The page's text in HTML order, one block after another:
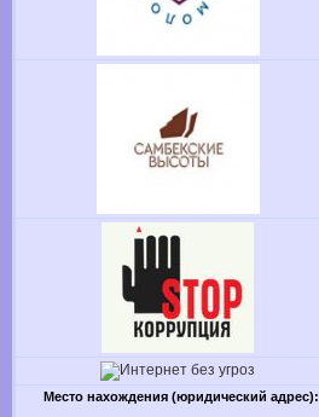
Место нахождения (юридический адрес):